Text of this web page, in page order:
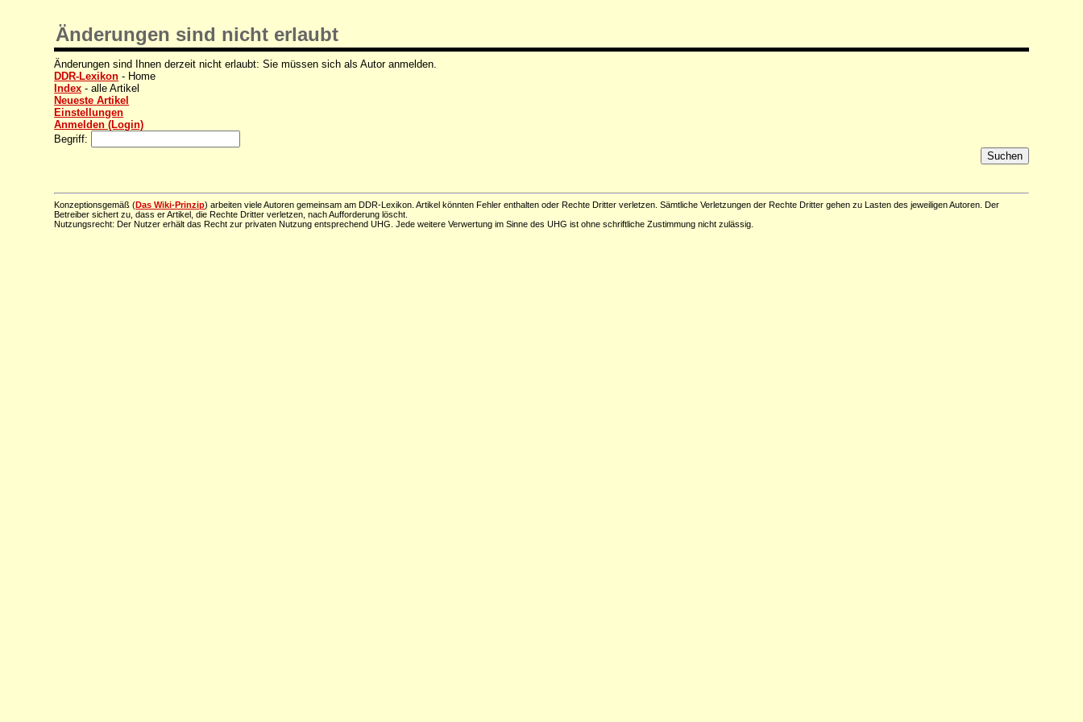
Änderungen sind nicht erlaubt
Änderungen sind Ihnen derzeit nicht erlaubt: Sie müssen sich als Autor anmelden.
DDR-Lexikon - Home
Index - alle Artikel
Neueste Artikel
Einstellungen
Anmelden (Login)
Begriff:
Konzeptionsgemäß (Das Wiki-Prinzip) arbeiten viele Autoren gemeinsam am DDR-Lexikon. Artikel könnten Fehler enthalten oder Rechte Dritter verletzen. Sämtliche Verletzungen der Rechte Dritter gehen zu Lasten des jeweiligen Autoren. Der
Betreiber sichert zu, dass er Artikel, die Rechte Dritter verletzen, nach Aufforderung löscht.
Nutzungsrecht: Der Nutzer erhält das Recht zur privaten Nutzung entsprechend UHG. Jede weitere Verwertung im Sinne des UHG ist ohne schriftliche Zustimmung nicht zulässig.